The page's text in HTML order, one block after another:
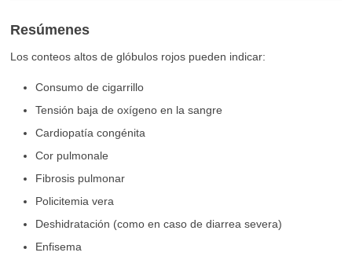
Resúmenes
Los conteos altos de glóbulos rojos pueden indicar:
Consumo de cigarrillo
Tensión baja de oxígeno en la sangre
Cardiopatía congénita
Cor pulmonale
Fibrosis pulmonar
Policitemia vera
Deshidratación (como en caso de diarrea severa)
Enfisema